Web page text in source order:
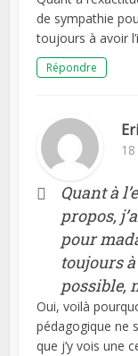
de sympathie
toujours à avoir
Répondre
Quant à
propos,
pour
toujours
possible,
Oui, voilà
pédagogique ne
que j’y vois une